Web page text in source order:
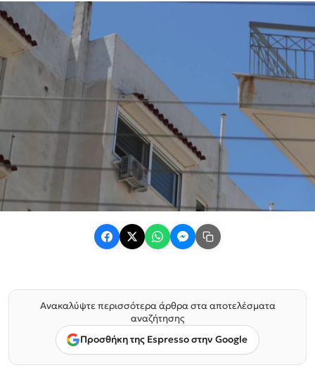
Ανακαλύψτε περισσότερα άρθρα στα αποτελέσματα
αναζήτησης
Προσθήκη της Espresso στην Google